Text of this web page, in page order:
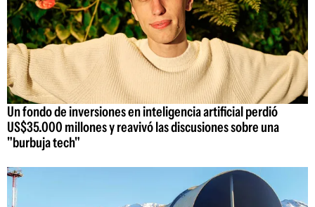
Un fondo de inversiones en inteligencia artificial perdió
US$35.000 millones y reavivó las discusiones sobre una
"burbuja tech"